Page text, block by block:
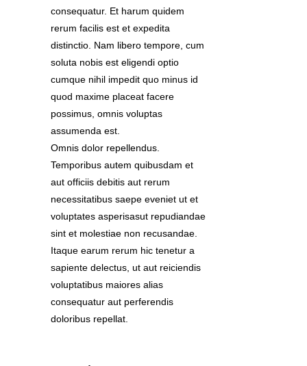
consequatur. Et harum quidem
rerum facilis est et expedita
distinctio. Nam libero tempore, cum
soluta nobis est eligendi optio
cumque nihil impedit quo minus id
quod maxime placeat facere
possimus, omnis voluptas
assumenda est.
Omnis dolor repellendus.
Temporibus autem quibusdam et
aut officiis debitis aut rerum
necessitatibus saepe eveniet ut et
voluptates asperisasut repudiandae
sint et molestiae non recusandae.
Itaque earum rerum hic tenetur a
sapiente delectus, ut aut reiciendis
voluptatibus maiores alias
consequatur aut perferendis
doloribus repellat.